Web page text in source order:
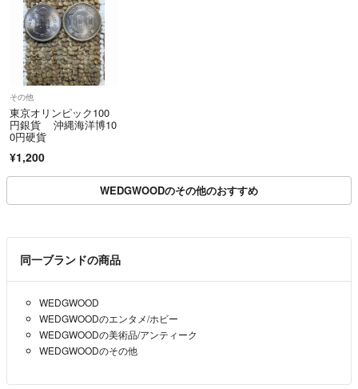
その他
東京オリンピック100
円銀貨 沖縄海洋博10
0円硬貨
¥1,200
WEDGWOODのその他のおすすめ
同一ブランドの商品
WEDGWOOD
WEDGWOODのエンタメ/ホビー
WEDGWOODの美術品/アンティーク
WEDGWOODのその他